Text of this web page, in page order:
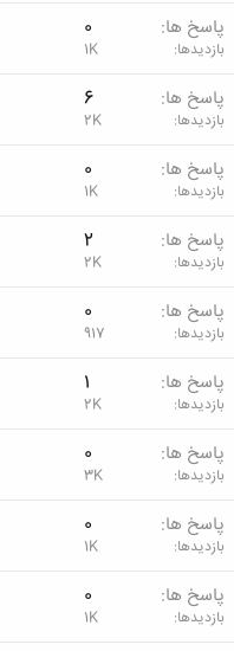
پاسخ ها 0
بازدیدها 1K
پاسخ ها 6
بازدیدها 2K
پاسخ ها 0
بازدیدها 1K
پاسخ ها 2
بازدیدها 2K
پاسخ ها 0
بازدیدها 917
پاسخ ها 1
بازدیدها 2K
پاسخ ها 0
بازدیدها 3K
پاسخ ها 0
بازدیدها 1K
پاسخ ها 0
بازدیدها 1K